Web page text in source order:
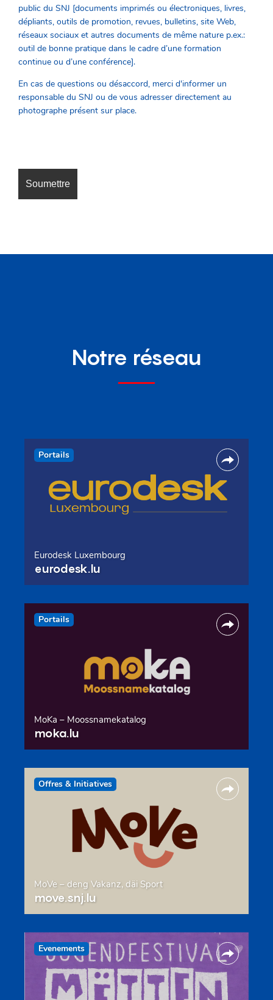
public du SNJ [documents imprimés ou électroniques, livres,
dépliants, outils de promotion, revues, bulletins, site Web,
réseaux sociaux et autres documents de même nature p.ex.:
outil de bonne pratique dans le cadre d’une formation
continue ou d’une conférence].
En cas de questions ou désaccord, merci d'informer un
responsable du SNJ ou de vous adresser directement au
photographe présent sur place.
Notre réseau
Portails
Eurodesk Luxembourg
eurodesk.lu
Portails
MoKa – Moossnamekatalog
moka.lu
Offres & Initiatives
MoVe – deng Vakanz, däi Sport
move.snj.lu
Evenements